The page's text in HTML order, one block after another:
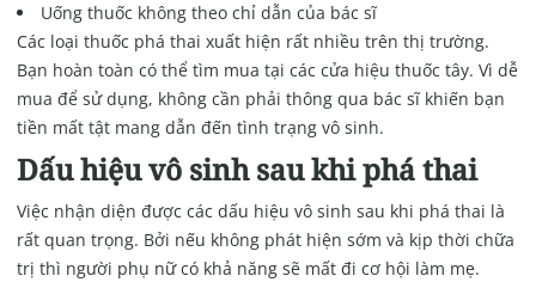
Uống thuốc không theo chỉ dẫn của bác sĩ
Các loại thuốc phá thai xuất hiện rất nhiều trên thị trường.
Bạn hoàn toàn có thể tìm mua tại các cửa hiệu thuốc tây. Vì dễ
mua để sử dụng, không cần phải thông qua bác sĩ khiến bạn
tiền mất tật mang dẫn đến tình trạng vô sinh.
Dấu hiệu vô sinh sau khi phá thai
Việc nhận diện được các dấu hiệu vô sinh sau khi phá thai là
rất quan trọng. Bởi nếu không phát hiện sớm và kịp thời chữa
trị thì người phụ nữ có khả năng sẽ mất đi cơ hội làm mẹ.